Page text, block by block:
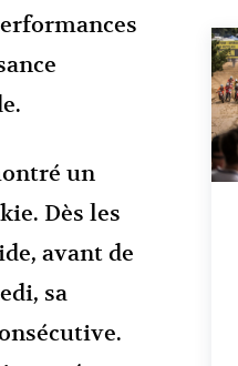
un
Dès les
avant de
sa